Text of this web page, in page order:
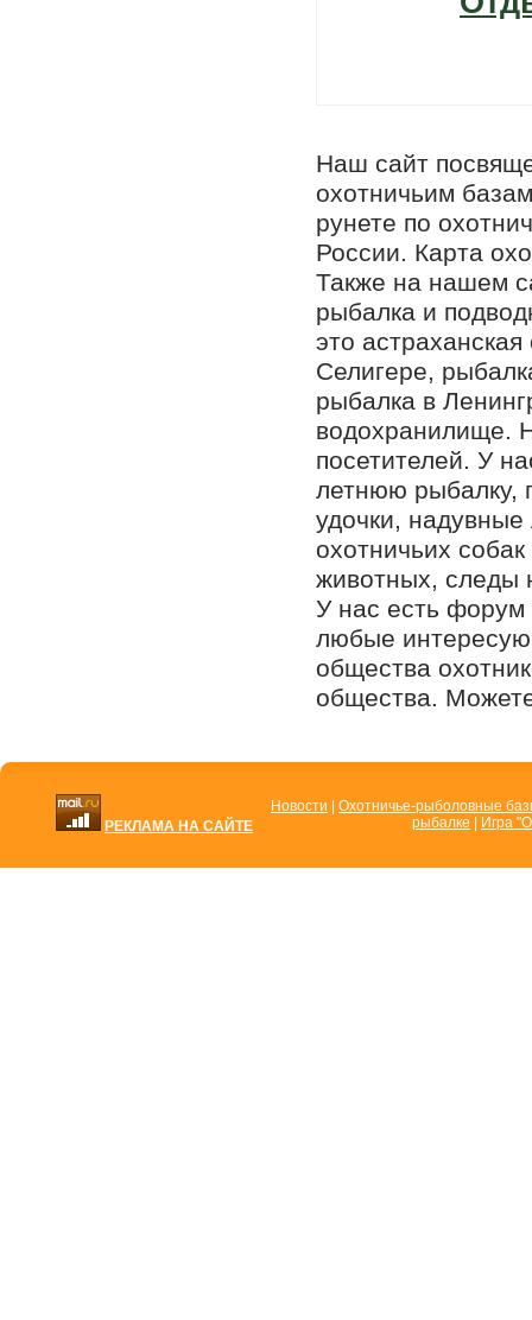
Наш сайт
охотничьим
рунете по
России. Карта
Также на нашем
рыбалка и
это
Селигере,
рыбалка в
водохранилище.
посетителей. У
летнюю рыбалку,
удочки,
охотничьих
животных, следы
У нас есть форум
любые
общества
общества.
РЕКЛАМА НА САЙТЕ
Новости
Охотничье-рыболовные
рыбалке
Игра